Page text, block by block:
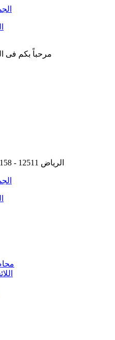
مرحباً بكم فى
الرياض 12511 - 3158 المملكة العربية السعودية